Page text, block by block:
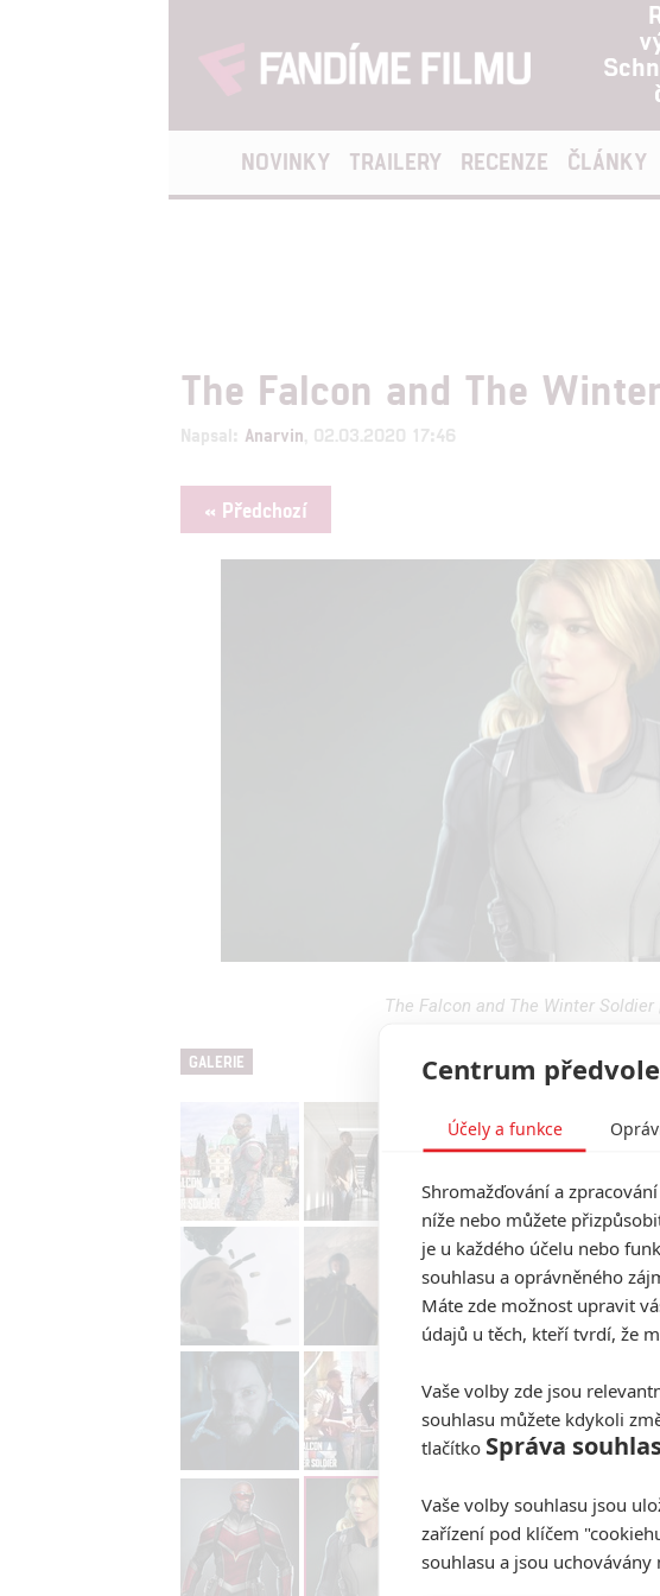
NOVINKY TRAILERY RECENZE ČLÁNKY
The Falcon and The
Napsal: Anarvin , 02.03.2020 17:46
« Předchozí
The Falcon and The Winter
GALERIE Centrum
Účely a funkce
Shromažďování a
níže nebo můžete
je u každého účelu nebo
souhlasu a oprávněného
Máte zde možnost upravit
údajů u těch, kteří tvrdí, že
Vaše volby zde jsou
souhlasu můžete kdykoli
tlačítko Správa
Vaše volby souhlasu jsou
zařízení pod klíčem
souhlasu a jsou